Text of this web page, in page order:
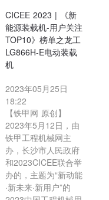
CICEE 2023 | 《新
能源装载机-用户关注
TOP10》榜单之龙工
LG866H-E电动装载
机
2023年05月25日
18:22
【铁甲网 原创】
2023年5月12日，由
铁甲工程机械网主
办，长沙市人民政府
和2023CICEE联合举
办的，主题为“新动能
·新未来·新用户”的